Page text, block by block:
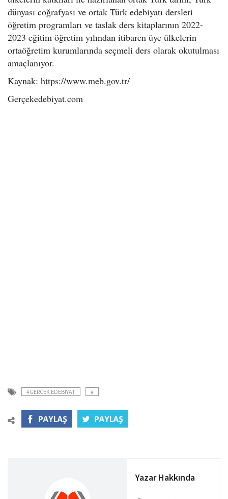
dünyası coğrafyası ve ortak Türk edebiyatı dersleri
öğretim programları ve taslak ders kitaplarının 2022-
2023 eğitim öğretim yılından itibaren üye ülkelerin
ortaöğretim kurumlarında seçmeli ders olarak okutulması
amaçlanıyor.
Kaynak: https://www.meb.gov.tr/
Gerçekedebiyat.com
#GERCEK EDEBIYAT #
Yazar Hakkında